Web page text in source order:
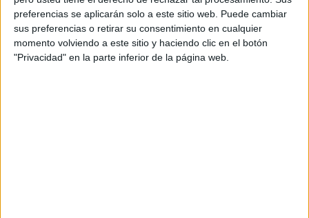
preferencias se aplicarán solo a este sitio web. Puede cambiar
sus preferencias o retirar su consentimiento en cualquier
momento volviendo a este sitio y haciendo clic en el botón
"Privacidad" en la parte inferior de la página web.
Empresa
Garzón inició su carrera profesional en el
gabinete de prensa de Chrysler Jeep Iberia en el
año 2000.Posteriormente se trasladó al